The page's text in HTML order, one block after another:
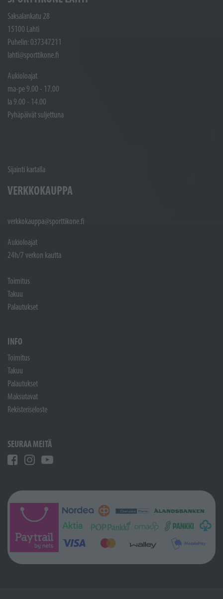
Saksalankatu 28
15100 Lahti
Puhelin: 037347211
lahti@sporttikone.fi
Aukioloajat
ma-pe 9.00 - 17.00
la 9.00 - 14.00
Pyhäpäivät suljettuna
Sijainti kartalla
VERKKOKAUPPA
verkkokauppa@sporttikone.fi
Aukioloajat
24h/7 verkon kautta
Toimitus
Takuu
Palautukset
INFO
Toimitus
Takuu
Palautukset
Maksutavat
Rekisteriseloste
SEURAA MEITÄ